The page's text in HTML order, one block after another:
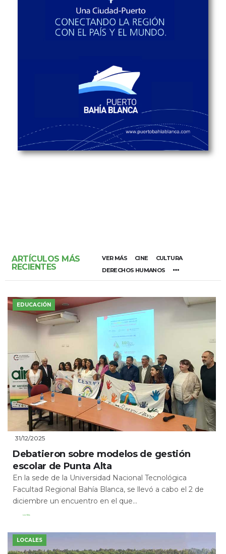
ARTÍCULOS MÁS
RECIENTES
VER MÁS CINE
CULTURA
DERECHOS HUMANOS
EDUCACIÓN
31/12/2025
Debatieron sobre modelos de gestión
escolar de Punta Alta
En la sede de la Universidad Nacional Tecnológica
Facultad Regional Bahía Blanca, se llevó a cabo el 2 de
diciembre un encuentro en el que...
Leer Más
LOCALES